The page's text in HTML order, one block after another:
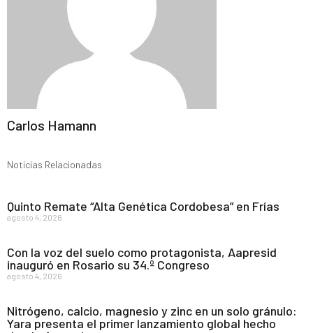
Carlos Hamann
Noticias Relacionadas
Quinto Remate “Alta Genética Cordobesa” en Frías
agosto 4, 2026
Con la voz del suelo como protagonista, Aapresid
inauguró en Rosario su 34.º Congreso
agosto 4, 2026
Nitrógeno, calcio, magnesio y zinc en un solo gránulo:
Yara presenta el primer lanzamiento global hecho